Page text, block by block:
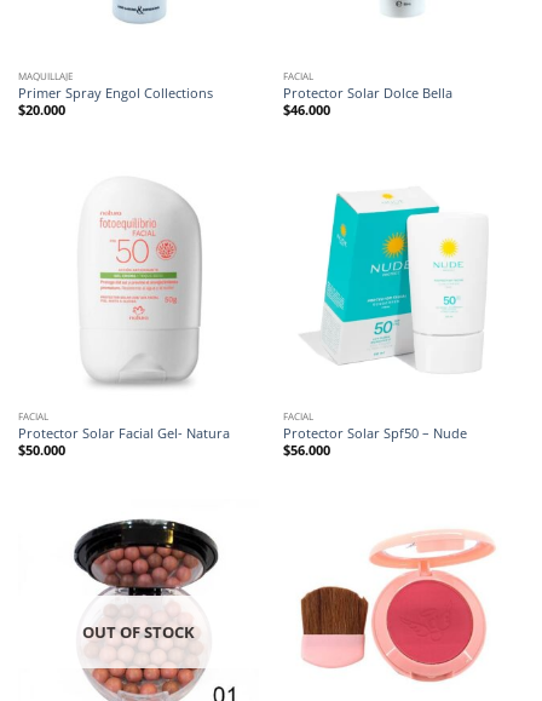
MAQUILLAJE
Primer Spray Engol Collections
$20.000
FACIAL
Protector Solar Dolce Bella
$46.000
FACIAL
Protector Solar Facial Gel- Natura
$50.000
FACIAL
Protector Solar Spf50 – Nude
$56.000
OUT OF STOCK